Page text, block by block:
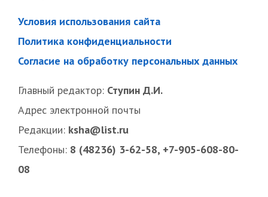
Условия использования сайта
Политика конфиденциальности
Согласие на обработку персональных данных
Главный редактор: Ступин Д.И.
Адрес электронной почты
Редакции: ksha@list.ru
Телефоны: 8 (48236) 3-62-58, +7-905-608-80-
08